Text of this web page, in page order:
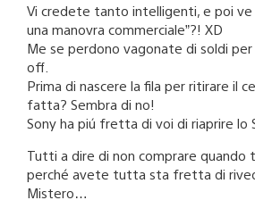
Vi credete tanto intelligenti, e poi ve
una manovra commerciale”?! XD
Me se perdono vagonate di soldi
off.
Prima di nascere la fila per ritirare il
fatta? Sembra di no!
Sony ha piú fretta di voi di riaprire lo
Tutti a dire di non comprare quando
perché avete tutta sta fretta di
Mistero…